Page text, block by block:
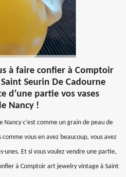
à faire confier à Comptoir
Seurin De Cadourne
d’une partie vos vases
Nancy !
Nancy c’est comme un grain de peau de
vous en avez beaucoup, vous avez
unes. Et si vous voulez vendre une partie,
à Comptoir art jewelry vintage à Saint